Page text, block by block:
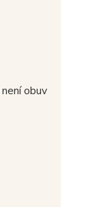
obuv